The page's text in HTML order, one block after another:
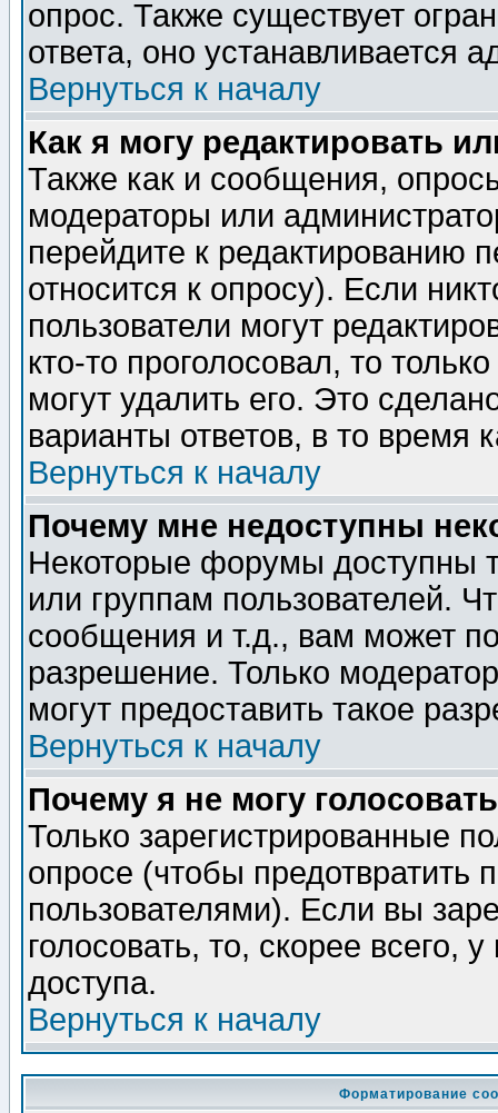
опрос. Также существует
ответа, оно устанавливается
Вернуться к началу
Как я могу редактировать
Также как и сообщения,
модераторы или
перейдите к редактированию
относится к опросу). Если
пользователи могут
кто-то проголосовал, то
могут удалить его. Это
варианты ответов, в то время
Вернуться к началу
Почему мне недоступны
Некоторые форумы доступны
или группам пользователей.
сообщения и т.д., вам может
разрешение. Только
могут предоставить такое
Вернуться к началу
Почему я не могу
Только зарегистрированные
опросе (чтобы предотвратить
пользователями). Если вы
голосовать, то, скорее всего,
доступа.
Вернуться к началу
Форматирование